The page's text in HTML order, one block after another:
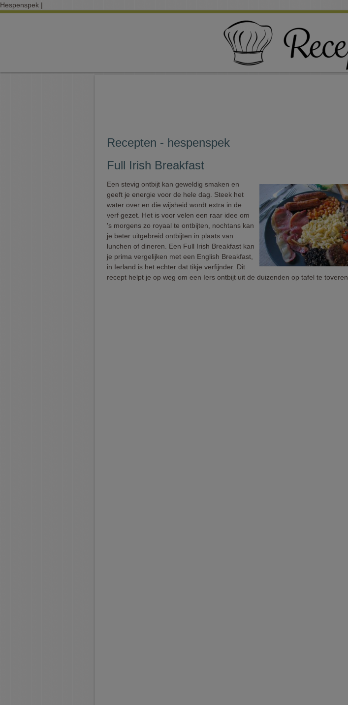
Hespenspek |
Recepten - hespenspek
Full Irish Breakfast
Een stevig ontbijt kan geweldig smaken en
geeft je energie voor de hele dag. Steek het
water over en die wijsheid wordt extra in de
verf gezet. Het is voor velen een raar idee om
's morgens zo royaal te ontbijten, nochtans kan
je beter uitgebreid ontbijten in plaats van
lunchen of dineren. Een Full Irish Breakfast kan
je prima vergelijken met een English Breakfast,
in Ierland is het echter dat tikje verfijnder. Dit
recept helpt je op weg om een Iers ontbijt uit de duizenden op tafel te toveren.